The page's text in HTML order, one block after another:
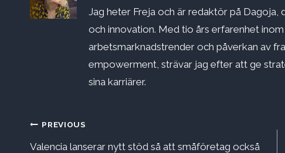
Jag heter Freja och är redaktör på Dagoja,
och innovation. Med tio års erfarenhet
arbetsmarknadstrender och påverkan av
empowerment, strävar jag efter att ge
sina karriärer.
Inläggsnavigering
PREVIOUS
Valencia lanserar nytt stöd så att småföretag också